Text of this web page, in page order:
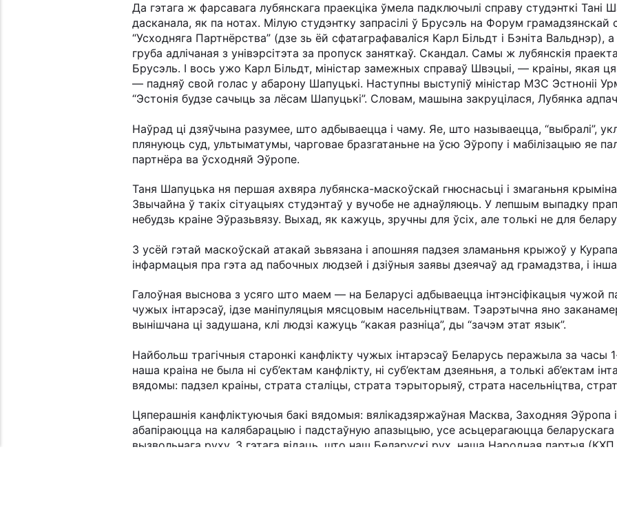
Да гэтага ж фарсавага лубянскага праекціка ўмела падключылі справу студэнткі Тані
дасканала, як па нотах. Мілую студэнтку запрасілі ў Брусэль на Форум грамадзянскай
“Усходняга Партнёрства” (дзе зь ёй сфатаграфаваліся Карл Більдт і Бэніта Вальднэр),
груба адлічаная з унівэрсітэта за пропуск заняткаў. Скандал. Самы ж лубянскія
Брусэль. І вось ужо Карл Більдт, міністар замежных справаў Швэцыі, — краіны, якая
— падняў свой голас у абарону Шапуцькі. Наступны выступіў міністар МЗС Эстноніі
“Эстонія будзе сачыць за лёсам Шапуцькі”. Словам, машына закруцілася, Лубянка
Наўрад ці дзяўчына разумее, што адбываецца і чаму. Яе, што называецца, “выбралі”,
плянуюць суд, ультыматумы, чарговае бразгатаньне на ўсю Эўропу і мабілізацыю яе
партнёра ва ўсходняй Эўропе.
Таня Шапуцька ня першая ахвяра лубянска-маскоўскай гнюснасьці і змаганьня
Звычайна ў такіх сітуацыях студэнтаў у вучобе не аднаўляюць. У лепшым выпадку
небудзь краіне Эўразьвязу. Выхад, як кажуць, зручны для ўсіх, але толькі не для
З усёй гэтай маскоўскай атакай зьвязана і апошняя падзея зламаньня крыжоў у
інфармацыя пра гэта ад пабочных людзей і дзіўныя заявы дзеячаў ад грамадзтва, і
Галоўная выснова з усяго што маем — на Беларусі адбываецца інтэнсіфікацыя чужой
чужых інтарэсаў, ідзе маніпуляцыя мясцовым насельніцтвам. Тэарэтычна яно
вынішчана ці задушана, клі людзі кажуць “какая разніца”, ды “зачэм этат язык”.
Найбольш трагічныя старонкі канфлікту чужых інтарэсаў Беларусь перажыла за часы
наша краіна не была ні суб’ектам канфлікту, ні суб’ектам дзеяньня, а толькі аб’ектам
вядомы: падзел краіны, страта сталіцы, страта тэрыторыяў, страта насельніцтва,
Цяперашнія канфліктуючыя бакі вядомыя: вялікадзяржаўная Масква, Заходняя Эўропа
абапіраюцца на калябарацыю і падстаўную апазыцыю, усе асьцерагаюцца
вызвольнага руху. З гэтага відаць, што наш Беларускі рух, наша Народная партыя